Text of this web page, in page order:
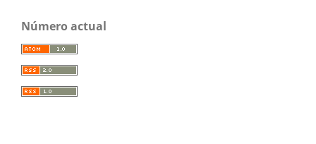
Número actual